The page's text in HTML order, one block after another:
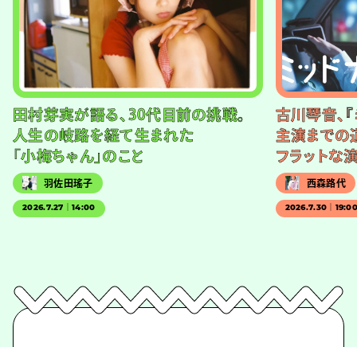
田村芽実が語る、30代目前の挑戦。
人生の岐路を経て生まれた
「小梅ちゃん」のこと
羽佐田瑤子
2026.7.27｜14:00
古川琴音、
主演までの
フラットな
西森路代
2026.7.30｜